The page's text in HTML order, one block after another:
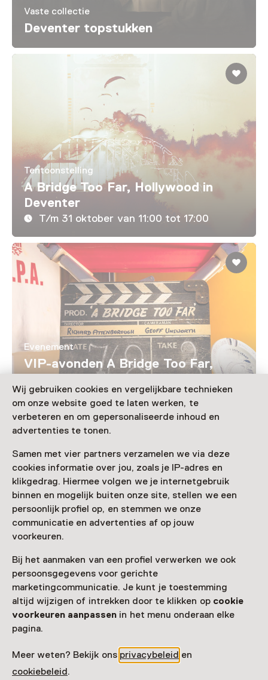
Wij gebruiken cookies en vergelijkbare technieken
om onze website goed te laten werken, te
verbeteren en om gepersonaliseerde inhoud en
advertenties te tonen.
Samen met vier partners verzamelen we via deze
cookies informatie over jou, zoals je IP-adres en
klikgedrag. Hiermee volgen we je internetgebruik
binnen en mogelijk buiten onze site, stellen we een
persoonlijk profiel op, en stemmen we onze
communicatie en advertenties af op jouw
voorkeuren.
Bij het aanmaken van een profiel verwerken we ook
persoonsgegevens voor gerichte
marketingcommunicatie. Je kunt je toestemming
altijd wijzigen of intrekken door te klikken op cookie
voorkeuren aanpassen in het menu onderaan elke
pagina.
Meer weten? Bekijk ons privacybeleid en
cookiebeleid.
Vaste collectie
Deventer topstukken
Tentoonstelling
A Bridge Too Far, Hollywood in
Deventer
T/m 31 oktober van 11:00 tot 17:00
Evenement
VIP-avonden A Bridge Too Far,
Hollywood in Deventer
8 oktober t/m 5 november, meerdere
opties
Nog meer ontdekken